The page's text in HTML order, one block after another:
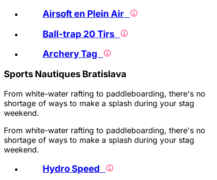
Airsoft en Plein Air
Ball-trap 20 Tirs
Archery Tag
Sports Nautiques Bratislava
From white-water rafting to paddleboarding, there's no
shortage of ways to make a splash during your stag
weekend.
From white-water rafting to paddleboarding, there's no
shortage of ways to make a splash during your stag
weekend.
Hydro Speed